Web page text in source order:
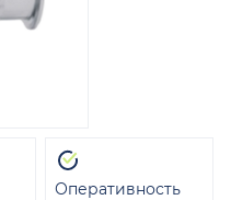
Оперативность